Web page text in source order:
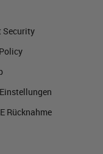
Security
Rücknahme